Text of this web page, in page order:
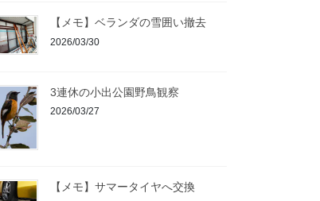
【メモ】ベランダの雪囲い撤去
2026/03/30
3連休の小出公園野鳥観察
2026/03/27
【メモ】サマータイヤへ交換